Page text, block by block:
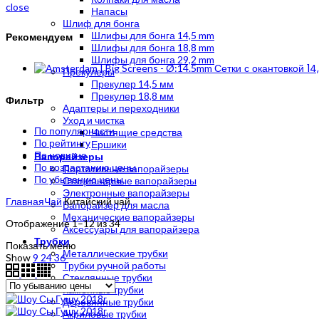
Напасы
Шлиф для бонга
Шлифы для бонга 14,5 mm
Шлифы для бонга 18,8 mm
Шлифы для бонга 29,2 mm
Прекулеры
Прекулер 14,5 мм
Прекулер 18,8 мм
Адаптеры и переходники
Уход и чистка
Чистящие средства
Ершики
Вапорайзеры
Портативные вапорайзеры
Стационарные вапорайзеры
Электронные вапорайзеры
Вапорайзер для масла
Механические вапорайзеры
Аксессуары для вапорайзера
Трубки
Металлические трубки
Трубки ручной работы
Стеклянные трубки
Каменные трубки
Деревянные трубки
Акриловые трубки
close
Рекомендуем
Сетки с окантовкой
Фильтр
По популярности
По рейтингу
По новизне
По возрастанию цены
По убыванию цены
ГлавнаяЧайКитайский чай
Отображение 1–12 из 34Цены:
по
Показать меню
Show9 2436